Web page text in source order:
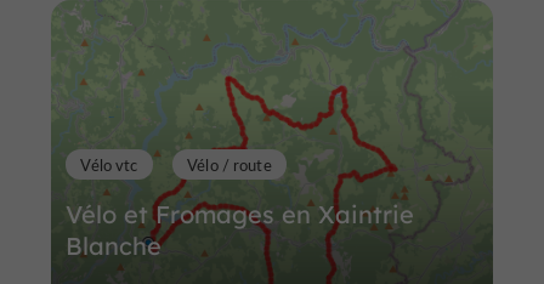
Vélo et Fromages en Xaintrie
Blanche
Vélo vtc Vélo / route